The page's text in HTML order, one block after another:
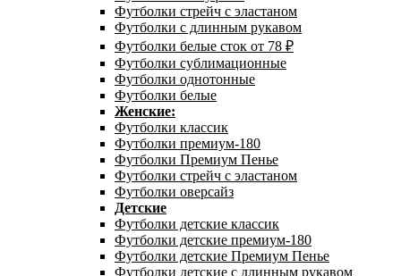
Футболки стрейч с эластаном
Футболки с длинным рукавом
Футболки белые сток от 78 ₽
Футболки сублимационные
Футболки однотонные
Футболки белые
Женские:
Футболки классик
Футболки премиум-180
Футболки Премиум Пенье
Футболки стрейч с эластаном
Футболки оверсайз
Детские
Футболки детские классик
Футболки детские премиум-180
Футболки детские Премиум Пенье
Футболки детские с длинным рукавом